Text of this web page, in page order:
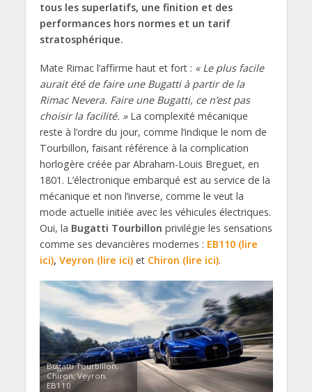
tous les superlatifs, une finition et des
performances hors normes et un tarif
stratosphérique.
Mate Rimac l’affirme haut et fort : « Le plus facile
aurait été de faire une Bugatti à partir de la
Rimac Nevera. Faire une Bugatti, ce n’est pas
choisir la facilité. »La complexité mécanique
reste à l’ordre du jour, comme l’indique le nom de
Tourbillon, faisant référence à la complication
horlogère créée par Abraham-Louis Breguet, en
1801. L’électronique embarqué est au service de la
mécanique et non l’inverse, comme le veut la
mode actuelle initiée avec les véhicules électriques.
Oui, la Bugatti Tourbillon privilégie les sensations
comme ses devancières modernes : EB110 (lire
ici), Veyron (lire ici) et Chiron (lire ici).
Bugatti Tourbillon,
Chiron, Veyron,
EB110